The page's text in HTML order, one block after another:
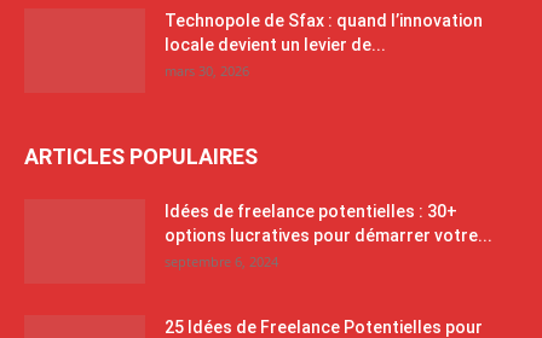
Technopole de Sfax : quand l’innovation
locale devient un levier de...
mars 30, 2026
ARTICLES POPULAIRES
Idées de freelance potentielles : 30+
options lucratives pour démarrer votre...
septembre 6, 2024
25 Idées de Freelance Potentielles pour